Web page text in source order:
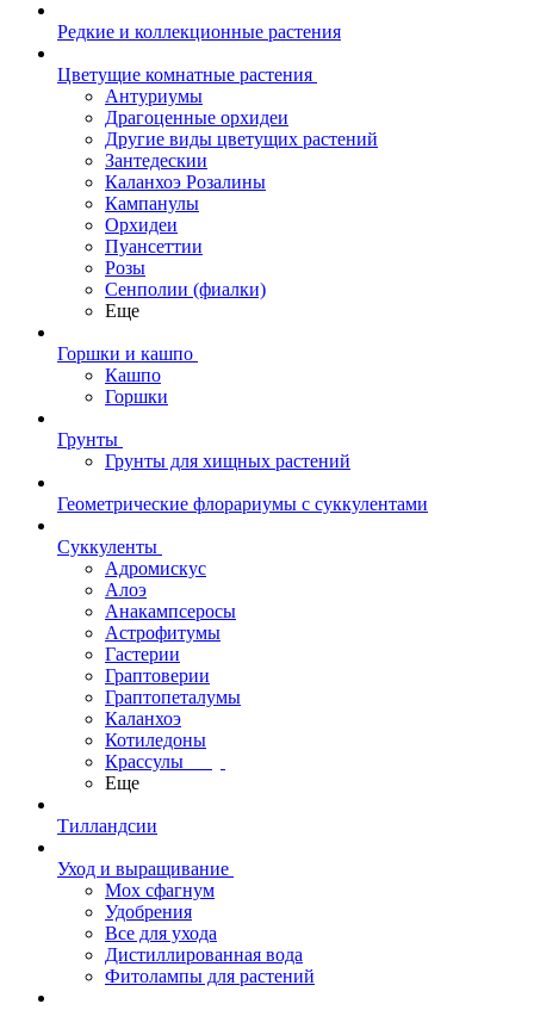
Редкие и коллекционные растения
Цветущие комнатные растения
Антуриумы
Драгоценные орхидеи
Другие виды цветущих растений
Зантедескии
Каланхоэ Розалины
Кампанулы
Орхидеи
Пуансеттии
Розы
Сенполии (фиалки)
Еще
Горшки и кашпо
Кашпо
Горшки
Грунты
Грунты для хищных растений
Геометрические флорариумы с суккулентами
Суккуленты
Адромискус
Алоэ
Анакампсеросы
Астрофитумы
Гастерии
Граптоверии
Граптопеталумы
Каланхоэ
Котиледоны
Крассулы
Еще
Тилландсии
Уход и выращивание
Мох сфагнум
Удобрения
Все для ухода
Дистиллированная вода
Фитолампы для растений